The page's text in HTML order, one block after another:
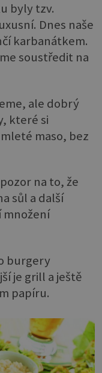
byly tzv.
Dnes naše
karbanátkem.
soustředit na
ale dobrý
které si
maso, bez
na to, že
sůl a další
burgery
je grill a ještě
papíru.